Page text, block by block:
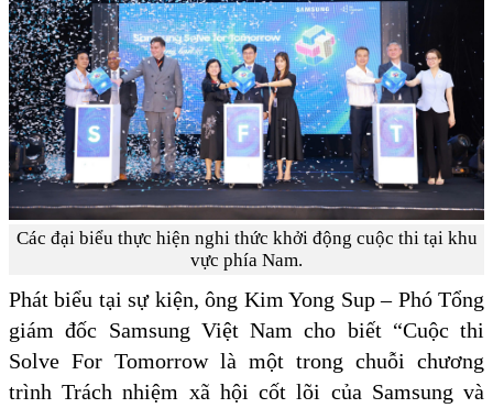
Các đại biểu thực hiện nghi thức khởi động cuộc thi tại khu
vực phía Nam.
Phát biểu tại sự kiện, ông Kim Yong Sup – Phó Tổng
giám đốc Samsung Việt Nam cho biết “Cuộc thi
Solve For Tomorrow là một trong chuỗi chương
trình Trách nhiệm xã hội cốt lõi của Samsung và